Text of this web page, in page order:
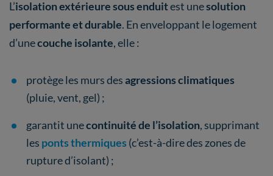
L’isolation extérieure sous enduitest unesolution
performante et durable. En enveloppant le logement
d’unecouche isolante, elle :
protège les murs desagressions climatiques
(pluie, vent, gel) ;
garantit unecontinuité de l’isolation, supprimant
les ponts thermiques (c’est-à-dire des zones de
rupture d’isolant) ;